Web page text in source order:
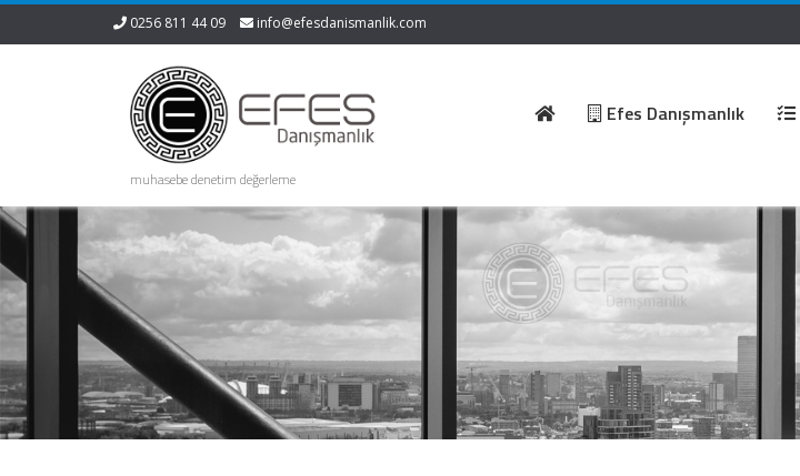
0256 811 44 09 info@efesdanismanlik.com
muhasebe denetim değerleme
Efes Danışmanlık